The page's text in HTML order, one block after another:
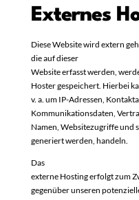
Externes
Diese Website wird extern
die auf dieser
Website erfasst werden,
Hoster gespeichert. Hierbei
v. a. um IP-Adressen,
Kommunikationsdaten,
Namen, Websitezugriffe und
generiert werden, handeln.
Das
externe Hosting erfolgt zum
gegenüber unseren